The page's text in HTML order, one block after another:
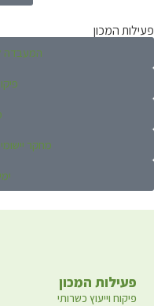
פעילות המכון
המעבדה
מחקר
פעילות המכון
פיקוח וייעוץ כשרותי